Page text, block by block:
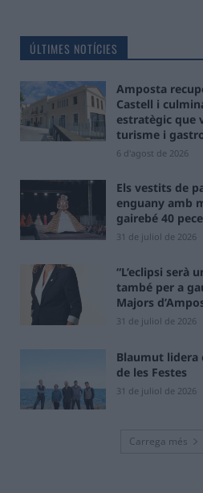
ÚLTIMES NOTÍCIES
Amposta
Castell i
estratègic que
turisme i
6 d'agost de 2026
Els vestits de
enguany amb
gairebé 40
31 de juliol de 2026
“L’eclipsi serà
també per a
Majors
31 de juliol de 2026
Blaumut lidera
de les Festes
31 de juliol de 2026
Carrega més